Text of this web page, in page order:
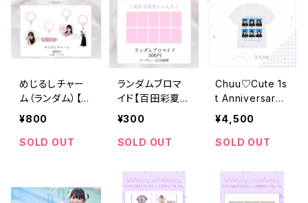
めじるしチャー
ム（ランダム）【百
田彩夏バースデ
¥800
SOLD OUT
ランダムブロマ
イド【百田彩夏バ
ースデーグッズ2
¥300
SOLD OUT
Chuu♡Cute 1s
t Anniversary
Live Tシャツ 受
注生産
¥4,500
SOLD OUT